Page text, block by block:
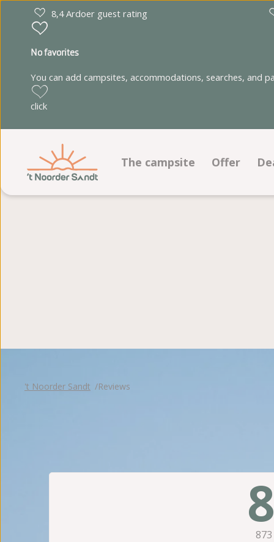
8,4 Ardoer guest rating
No favorites
You can add campsites, accommodations, searches, and
click
The campsite
Facilities
Offer
Pitches
't Noorder Sandt Reviews
873